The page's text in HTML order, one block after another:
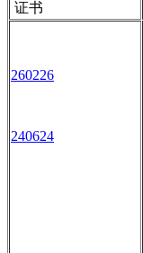
证书
260226
240624